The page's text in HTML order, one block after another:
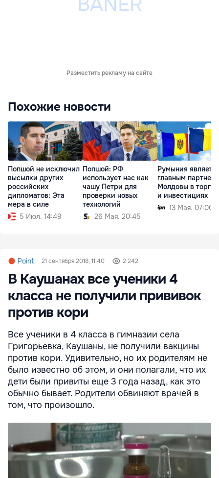
Разместить рекламу на сайте
Похожие новости
Попшой не исключил
высылки других
российских
дипломатов: Эта
мера в силе
5 Июл. 14:49
Попшой: РФ
использует нас как
чашу Петри для
проверки новых
технологий
26 Мая. 20:45
Румыния
главным
Молдовы в
и инвестициях
13 Мая. 07:00
Point 21 сентября 2018, 11:40 2 242
В Каушанах все ученики 4
класса не получили прививок
против кори
Все ученики в 4 класса в гимназии села
Григорьевка, Каушаны, не получили вакцины
против кори. Удивительно, но их родителям не
было известно об этом, и они полагали, что их
дети были привиты еще 3 года назад, как это
обычно бывает. Родители обвиняют врачей в
том, что произошло.